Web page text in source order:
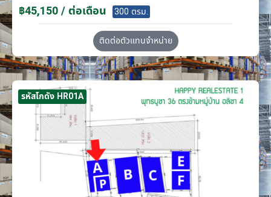
฿45,150 / ต่อเดือน 300 ตรม.
ติดต่อตัวแทนจำหน่าย
รหัสโกดัง HR01A